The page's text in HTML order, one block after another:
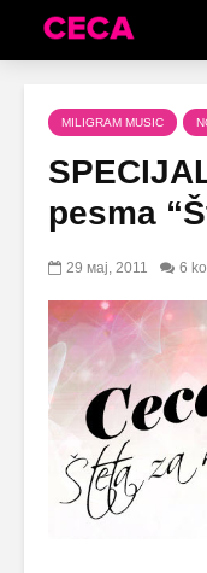
MILIGRAM MUSIC
pesma
29 мај, 2011 6